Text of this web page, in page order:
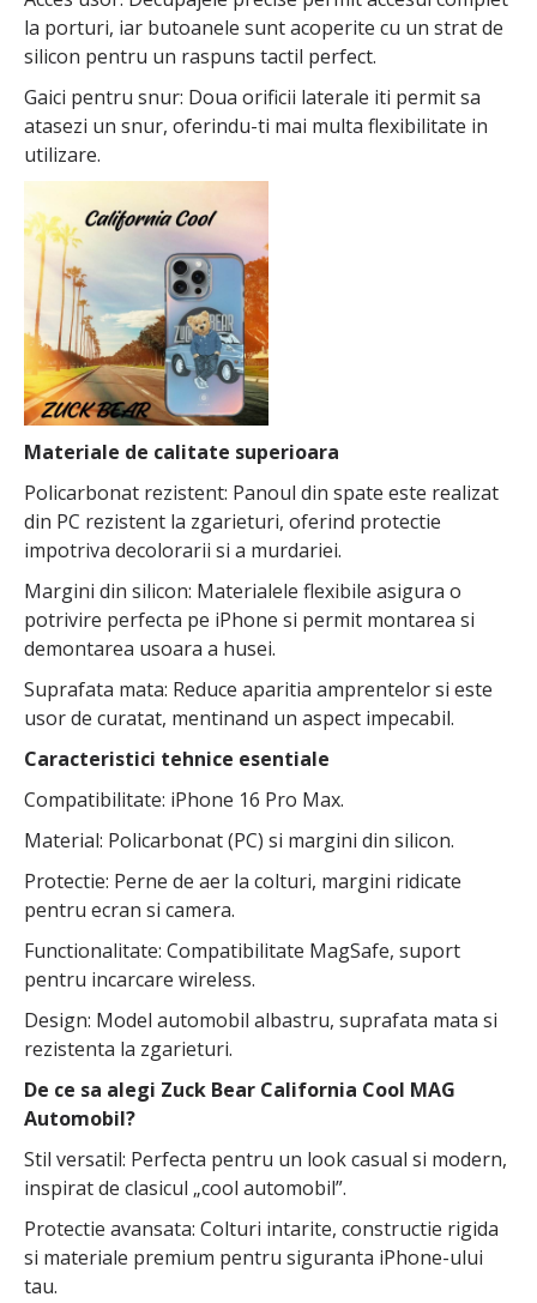
la porturi, iar butoanele sunt acoperite cu un strat de
silicon pentru un raspuns tactil perfect.
Gaici pentru snur: Doua orificii laterale iti permit sa
atasezi un snur, oferindu-ti mai multa flexibilitate in
utilizare.
Materiale de calitate superioara
Policarbonat rezistent: Panoul din spate este realizat
din PC rezistent la zgarieturi, oferind protectie
impotriva decolorarii si a murdariei.
Margini din silicon: Materialele flexibile asigura o
potrivire perfecta pe iPhone si permit montarea si
demontarea usoara a husei.
Suprafata mata: Reduce aparitia amprentelor si este
usor de curatat, mentinand un aspect impecabil.
Caracteristici tehnice esentiale
Compatibilitate: iPhone 16 Pro Max.
Material: Policarbonat (PC) si margini din silicon.
Protectie: Perne de aer la colturi, margini ridicate
pentru ecran si camera.
Functionalitate: Compatibilitate MagSafe, suport
pentru incarcare wireless.
Design: Model automobil albastru, suprafata mata si
rezistenta la zgarieturi.
De ce sa alegi Zuck Bear California Cool MAG
Automobil?
Stil versatil: Perfecta pentru un look casual si modern,
inspirat de clasicul „cool automobil”.
Protectie avansata: Colturi intarite, constructie rigida
si materiale premium pentru siguranta iPhone-ului
tau.